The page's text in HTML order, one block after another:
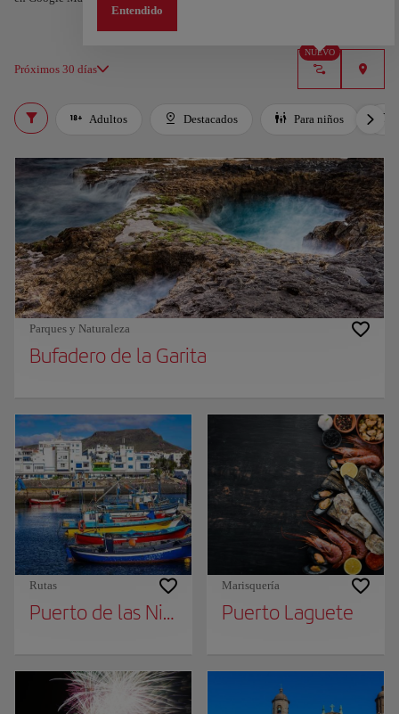
Próximos 30 días
NUEVO
Entendido
Adultos Destacados Para niños
Parques y Naturaleza
Bufadero de la Garita
Rutas
Puerto de las Nieves
Marisquería
Puerto Laguete